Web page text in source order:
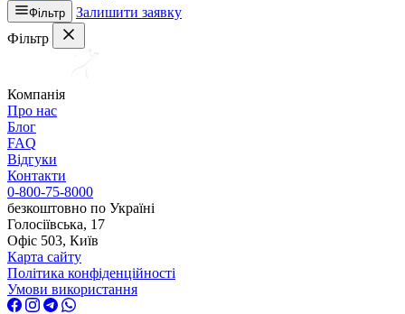
Фільтр
Залишити заявку
Фільтр
Компанія
Про нас
Блог
FAQ
Відгуки
Контакти
0-800-75-8000
безкоштовно по Україні
Голосіївська, 17
Офіс 503, Київ
Карта сайту
Політика конфіденційності
Умови використання